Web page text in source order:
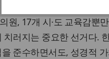
시지방선거가 실시된다.
원, 17개 시·도 교육감뿐
러지는 중요한 선거다.
준수하면서도, 성경적